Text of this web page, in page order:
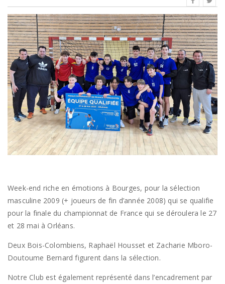
Week-end riche en émotions à Bourges, pour la sélection
masculine 2009 (+ joueurs de fin d’année 2008) qui se qualifie
pour la finale du championnat de France qui se déroulera le 27
et 28 mai à Orléans.
Deux Bois-Colombiens, Raphaël Housset et Zacharie Mboro-
Doutoume Bernard figurent dans la sélection.
Notre Club est également représenté dans l’encadrement par